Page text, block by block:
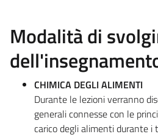
Modalità di
CHIMICA DEGLI ALIMENTI
Durante le lezioni verranno
generali connesse con le
carico degli alimenti durante